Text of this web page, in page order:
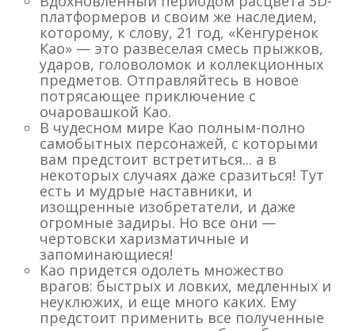
платформеров и своим же наследием,
которому, к слову, 21 год, «Кенгуренок
Као» — это развеселая смесь прыжков,
ударов, головоломок и коллекционных
предметов. Отправляйтесь в новое
потрясающее приключение с
очаровашкой Као.
В чудесном мире Као полным-полно
самобытных персонажей, с которыми
вам предстоит встретиться... а в
некоторых случаях даже сразиться! Тут
есть и мудрые наставники, и
изощренные изобретатели, и даже
огромные задиры. Но все они —
чертовски харизматичные и
запоминающиеся!
Као придется одолеть множество
врагов: быстрых и ловких, медленных и
неуклюжих, и еще много каких. Ему
предстоит применить все полученные